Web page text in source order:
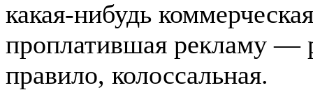
какая-нибудь
проплатившая рекламу —
правило, колоссальная.